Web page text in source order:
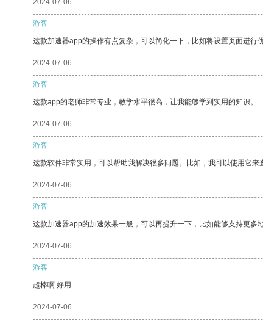
2024-07-06
游客
这款加速器app的操作有点复杂，可以简化一下，比如将设置页面进行优
2024-07-06
游客
这款app的老师非常专业，教学水平很高，让我能够学到实用的知识。
2024-07-06
游客
这款软件非常实用，可以帮助我解决很多问题。比如，我可以使用它来
2024-07-06
游客
这款加速器app的加速效果一般，可以再提升一下，比如能够支持更多
2024-07-06
游客
超棒啊 好用
2024-07-06